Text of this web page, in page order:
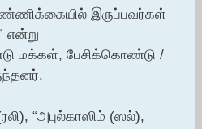
இருப்பவர்கள்
மக்கள், பேசிக்கொண்டு /
“அபுல்காஸிம் (ஸல்),